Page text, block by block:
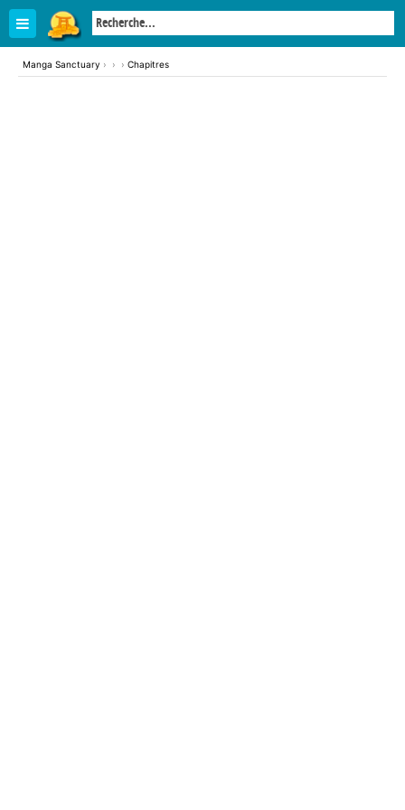
Manga Sanctuary › › › Chapitres